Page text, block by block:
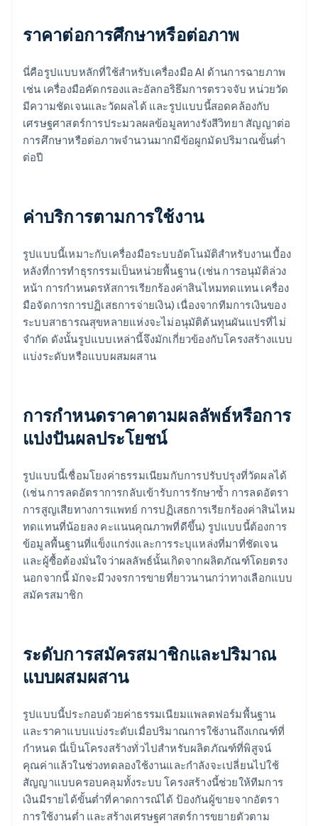
ราคาต่อการศึกษาหรือต่อภาพ
นี่คือรูปแบบหลักที่ใช้สำหรับเครื่องมือ AI ด้านการฉายภาพ
เช่น เครื่องมือคัดกรองและอัลกอริธึมการตรวจจับ หน่วยวัด
มีความชัดเจนและวัดผลได้ และรูปแบบนี้สอดคล้องกับ
เศรษฐศาสตร์การประมวลผลข้อมูลทางรังสีวิทยา สัญญาต่อ
การศึกษาหรือต่อภาพจำนวนมากมีข้อผูกมัดปริมาณขั้นต่ำ
ต่อปี
ค่าบริการตามการใช้งาน
รูปแบบนี้เหมาะกับเครื่องมือระบบอัตโนมัติสำหรับงานเบื้อง
หลังที่การทำธุรกรรมเป็นหน่วยพื้นฐาน (เช่น การอนุมัติล่วง
หน้า การกำหนดรหัสการเรียกร้องค่าสินไหมทดแทน เครื่อง
มือจัดการการปฏิเสธการจ่ายเงิน) เนื่องจากทีมการเงินของ
ระบบสาธารณสุขหลายแห่งจะไม่อนุมัติต้นทุนผันแปรที่ไม่
จำกัด ดังนั้นรูปแบบเหล่านี้จึงมักเกี่ยวข้องกับโครงสร้างแบบ
แบ่งระดับหรือแบบผสมผสาน
การกำหนดราคาตามผลลัพธ์หรือการ
แบ่งปันผลประโยชน์
รูปแบบนี้เชื่อมโยงค่าธรรมเนียมกับการปรับปรุงที่วัดผลได้
(เช่น การลดอัตราการกลับเข้ารับการรักษาซ้ำ การลดอัตรา
การสูญเสียทางการแพทย์ การปฏิเสธการเรียกร้องค่าสินไหม
ทดแทนที่น้อยลง คะแนนคุณภาพที่ดีขึ้น) รูปแบบนี้ต้องการ
ข้อมูลพื้นฐานที่แข็งแกร่งและการระบุแหล่งที่มาที่ชัดเจน
และผู้ซื้อต้องมั่นใจว่าผลลัพธ์นั้นเกิดจากผลิตภัณฑ์โดยตรง
นอกจากนี้ มักจะมีวงจรการขายที่ยาวนานกว่าทางเลือกแบบ
สมัครสมาชิก
ระดับการสมัครสมาชิกและปริมาณ
แบบผสมผสาน
รูปแบบนี้ประกอบด้วยค่าธรรมเนียมแพลตฟอร์มพื้นฐาน
และราคาแบบแบ่งระดับเมื่อปริมาณการใช้งานถึงเกณฑ์ที่
กำหนด นี่เป็นโครงสร้างทั่วไปสำหรับผลิตภัณฑ์ที่พิสูจน์
คุณค่าแล้วในช่วงทดลองใช้งานและกำลังจะเปลี่ยนไปใช้
สัญญาแบบครอบคลุมทั้งระบบ โครงสร้างนี้ช่วยให้ทีมการ
เงินมีรายได้ขั้นต่ำที่คาดการณ์ได้ ป้องกันผู้ขายจากอัตรา
การใช้งานต่ำ และสร้างเศรษฐศาสตร์การขยายตัวตาม